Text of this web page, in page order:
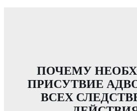
ПОЧЕМУ
ПРИСУТВИЕ
ВСЕХ